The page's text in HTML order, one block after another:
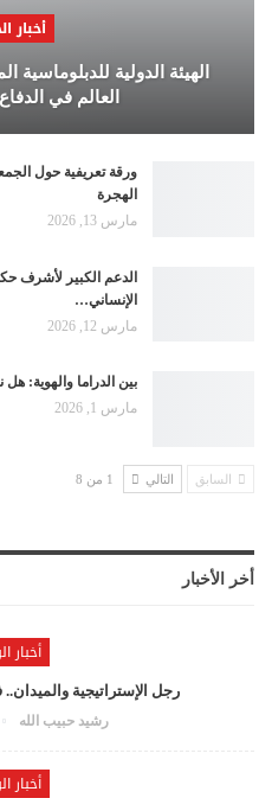
أخبار
الهيئة الدولية
العالم في
ورقة تعريفية حول
الهجرة
مارس 13, 2026
الدعم الكبير لأشرف
الإنساني…
مارس 12, 2026
بين الدراما والهوية:
مارس 1, 2026
السابق التالي 1 من 8
أخر الأخبار
أخبار
رجل الإستراتيجية
رشيد حبيب الله
أخبار